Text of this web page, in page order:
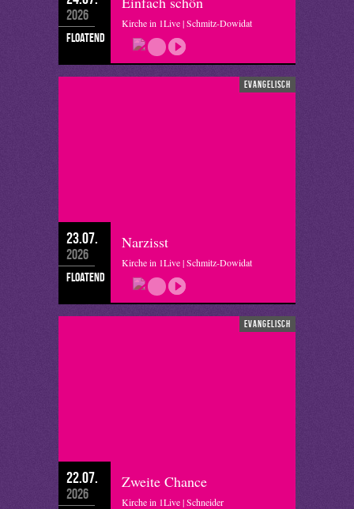
2026
floatend
Kirche in 1Live | Schmitz-Dowidat
evangelisch
23.07.
2026
floatend
Narzisst
Kirche in 1Live | Schmitz-Dowidat
evangelisch
22.07.
2026
Zweite Chance
Kirche in 1Live | Schneider